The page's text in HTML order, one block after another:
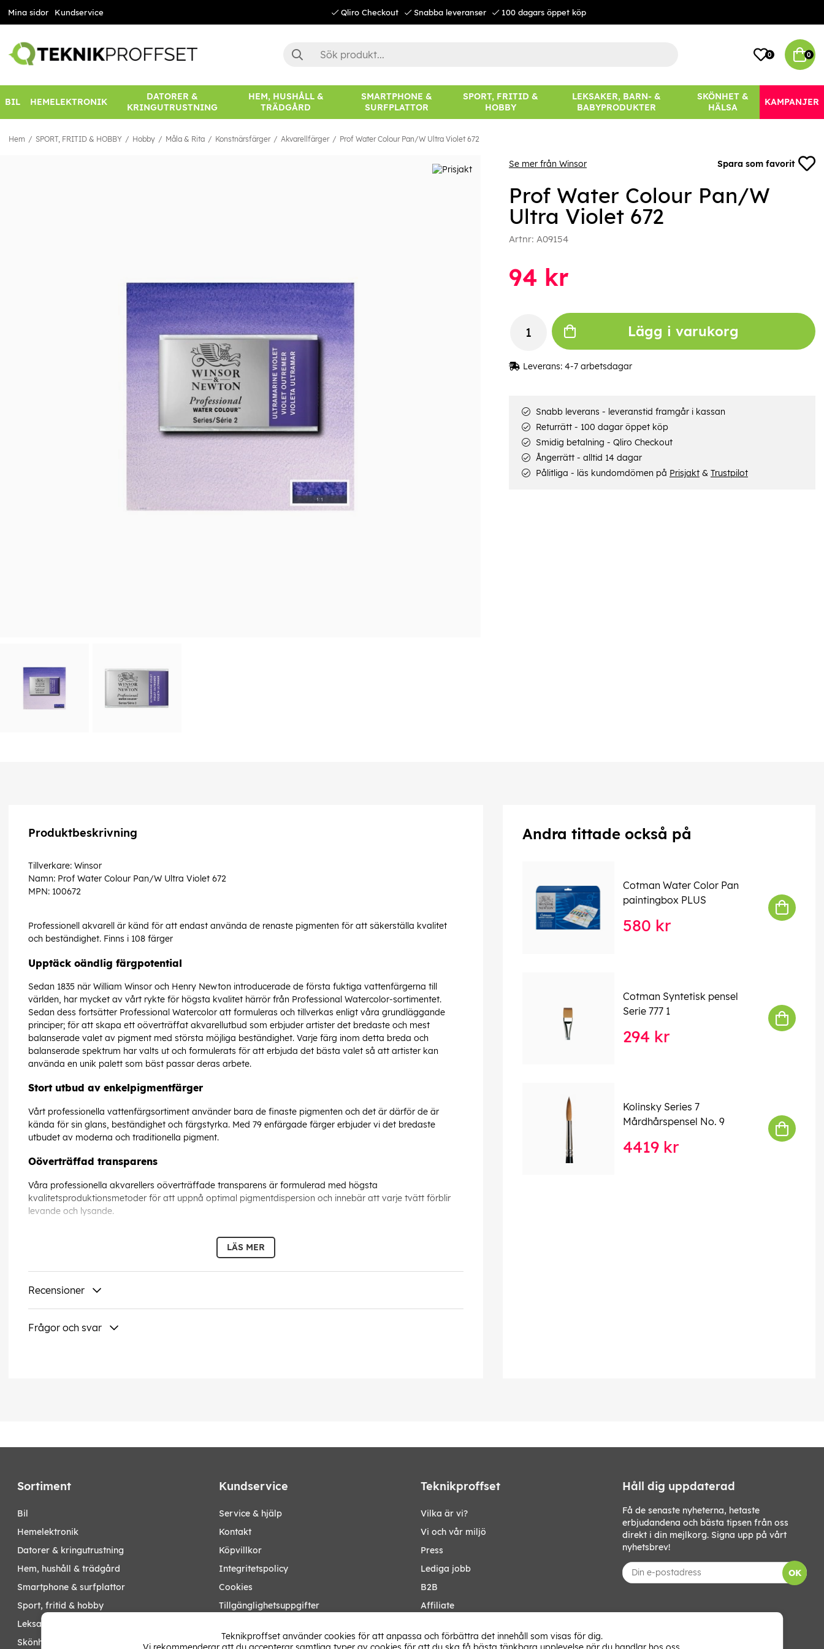
Mina sidor Kundservice Qliro Checkout Snabba leveranser 100 dagars öppet köp
0 0
BIL HEMELEKTRONIK
DATORER &
KRINGUTRUSTNING
HEM, HUSHÅLL &
TRÄDGÅRD
SMARTPHONE &
SURFPLATTOR
SPORT, FRITID &
HOBBY
LEKSAKER, BARN- &
BABYPRODUKTER
SKÖNHET &
HÄLSA
KAMPANJER
Hem SPORT, FRITID & HOBBY Hobby Måla & Rita Konstnärsfärger Akvarellfärger Prof Water Colour Pan/W Ultra Violet 672
Se mer från Winsor Spara som favorit
Prof Water Colour Pan/W
Ultra Violet 672
Artnr: A09154
94 kr
Lägg i varukorg
Leverans: 4-7 arbetsdagar
Snabb leverans - leveranstid framgår i kassan
Returrätt - 100 dagar öppet köp
Smidig betalning - Qliro Checkout
Ångerrätt - alltid 14 dagar
Pålitliga - läs kundomdömen på Prisjakt& Trustpilot
Produktbeskrivning
Tillverkare: Winsor
Namn: Prof Water Colour Pan/W Ultra Violet 672
MPN: 100672
Professionell akvarell är känd för att endast använda de renaste pigmenten för att säkerställa kvalitet
och beständighet. Finns i 108 färger
Upptäck oändlig färgpotential
Sedan 1835 när William Winsor och Henry Newton introducerade de första fuktiga vattenfärgerna till
världen, har mycket av vårt rykte för högsta kvalitet härrör från Professional Watercolor-sortimentet.
Sedan dess fortsätter Professional Watercolor att formuleras och tillverkas enligt våra grundläggande
principer; för att skapa ett oöverträffat akvarellutbud som erbjuder artister det bredaste och mest
balanserade valet av pigment med största möjliga beständighet. Varje färg inom detta breda och
balanserade spektrum har valts ut och formulerats för att erbjuda det bästa valet så att artister kan
använda en unik palett som bäst passar deras arbete.
Stort utbud av enkelpigmentfärger
Vårt professionella vattenfärgsortiment använder bara de finaste pigmenten och det är därför de är
kända för sin glans, beständighet och färgstyrka. Med 79 enfärgade färger erbjuder vi det bredaste
utbudet av moderna och traditionella pigment.
Oöverträffad transparens
Våra professionella akvarellers oöverträffade transparens är formulerad med högsta
kvalitetsproduktionsmetoder för att uppnå optimal pigmentdispersion och innebär att varje tvätt förblir
levande och lysande.
104 av 108 färger i Professional Watercolor-serien klassas som 'permanent för konstnärsbruk'. Det
betyder att 96 procent av våra professionella akvareller är klassade som AA eller A för beständighet för
att säkerställa att färgerna som används idag kommer att se ut samma för kommande generationer.
Pans
Bärbar och lufttorkad så att det inte finns något behov av att kasta bort oanvänd färg, de är ovärderliga
LÄS MER
Recensioner
Frågor och svar
Andra tittade också på
Cotman Water Color Pan
paintingbox PLUS
580 kr
Cotman Syntetisk pensel
Serie 777 1
294 kr
Kolinsky Series 7
Mårdhårspensel No. 9
4419 kr
Sortiment
bil
hemelektronik
datorer & kringutrustning
hem, hushåll & trädgård
smartphone & surfplattor
sport, fritid & hobby
leksaker, barn- & babyprodukter
skönhet & hälsa
Kundservice
Service & hjälp
Kontakt
Köpvillkor
Integritetspolicy
Cookies
Tillgänglighetsuppgifter
Teknikproffset
Vilka är vi?
Vi och vår miljö
Press
Lediga jobb
B2B
Affiliate
Ändra Land
Håll dig uppdaterad
Få de senaste nyheterna, hetaste
erbjudandena och bästa tipsen från oss
direkt i din mejlkorg. Signa upp på vårt
nyhetsbrev!
OK
Teknikproffset använder cookies för att anpassa och förbättra det innehåll som visas för dig.